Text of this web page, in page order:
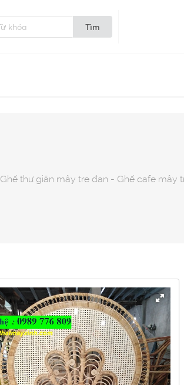
Tìm
Ghế thư giãn mây tre đan - Ghế cafe mây